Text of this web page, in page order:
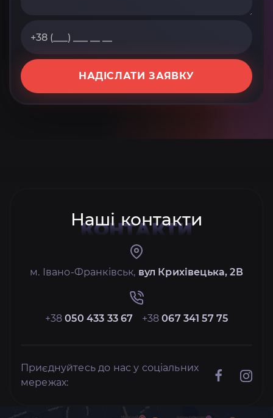
НАДІСЛАТИ ЗАЯВКУ
Наші контакти
КОНТАКТИ
м. Івано-Франківськ, вул Крихівецька, 2В
+38050 433 33 67 +38067 341 57 75
Приєднуйтесь до нас у соціальних
мережах: